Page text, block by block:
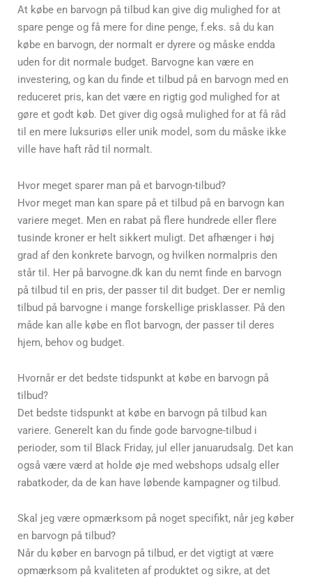
At købe en barvogn på tilbud kan give dig mulighed for at
spare penge og få mere for dine penge, f.eks. så du kan
købe en barvogn, der normalt er dyrere og måske endda
uden for dit normale budget. Barvogne kan være en
investering, og kan du finde et tilbud på en barvogn med en
reduceret pris, kan det være en rigtig god mulighed for at
gøre et godt køb. Det giver dig også mulighed for at få råd
til en mere luksuriøs eller unik model, som du måske ikke
ville have haft råd til normalt.
Hvor meget sparer man på et barvogn-tilbud?
Hvor meget man kan spare på et tilbud på en barvogn kan
variere meget. Men en rabat på flere hundrede eller flere
tusinde kroner er helt sikkert muligt. Det afhænger i høj
grad af den konkrete barvogn, og hvilken normalpris den
står til. Her på barvogne.dk kan du nemt finde en barvogn
på tilbud til en pris, der passer til dit budget. Der er nemlig
tilbud på barvogne i mange forskellige prisklasser. På den
måde kan alle købe en flot barvogn, der passer til deres
hjem, behov og budget.
Hvornår er det bedste tidspunkt at købe en barvogn på
tilbud?
Det bedste tidspunkt at købe en barvogn på tilbud kan
variere. Generelt kan du finde gode barvogne-tilbud i
perioder, som til Black Friday, jul eller januarudsalg. Det kan
også være værd at holde øje med webshops udsalg eller
rabatkoder, da de kan have løbende kampagner og tilbud.
Skal jeg være opmærksom på noget specifikt, når jeg køber
en barvogn på tilbud?
Når du køber en barvogn på tilbud, er det vigtigt at være
opmærksom på kvaliteten af produktet og sikre, at det